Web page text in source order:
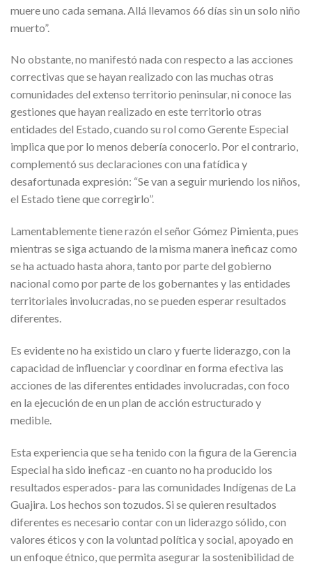
muere uno cada semana. Allá llevamos 66 días sin un solo niño
muerto”.
No obstante, no manifestó nada con respecto a las acciones
correctivas que se hayan realizado con las muchas otras
comunidades del extenso territorio peninsular, ni conoce las
gestiones que hayan realizado en este territorio otras
entidades del Estado, cuando su rol como Gerente Especial
implica que por lo menos debería conocerlo. Por el contrario,
complementó sus declaraciones con una fatídica y
desafortunada expresión: “Se van a seguir muriendo los niños,
el Estado tiene que corregirlo”.
Lamentablemente tiene razón el señor Gómez Pimienta, pues
mientras se siga actuando de la misma manera ineficaz como
se ha actuado hasta ahora, tanto por parte del gobierno
nacional como por parte de los gobernantes y las entidades
territoriales involucradas, no se pueden esperar resultados
diferentes.
Es evidente no ha existido un claro y fuerte liderazgo, con la
capacidad de influenciar y coordinar en forma efectiva las
acciones de las diferentes entidades involucradas, con foco
en la ejecución de en un plan de acción estructurado y
medible.
Esta experiencia que se ha tenido con la figura de la Gerencia
Especial ha sido ineficaz -en cuanto no ha producido los
resultados esperados- para las comunidades Indígenas de La
Guajira. Los hechos son tozudos. Si se quieren resultados
diferentes es necesario contar con un liderazgo sólido, con
valores éticos y con la voluntad política y social, apoyado en
un enfoque étnico, que permita asegurar la sostenibilidad de